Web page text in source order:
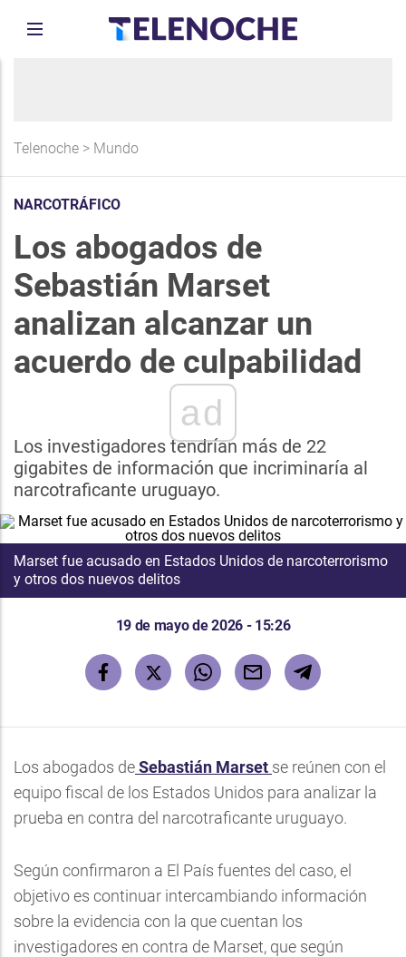
Telenoche > Mundo
NARCOTRÁFICO
Los abogados de
Sebastián Marset
analizan alcanzar un
acuerdo de culpabilidad
ad
Los investigadores tendrían más de 22
gigabites de información que incriminaría al
narcotraficante uruguayo.
Marset fue acusado en Estados Unidos de narcoterrorismo
y otros dos nuevos delitos
19 de mayo de 2026 - 15:26
Los abogados deSebastián Marset se reúnen con el
equipo fiscal de los Estados Unidos para analizar la
prueba en contra del narcotraficante uruguayo.
Según confirmaron a El País fuentes del caso, el
objetivo es continuar intercambiando información
sobre la evidencia con la que cuentan los
investigadores en contra de Marset, que según